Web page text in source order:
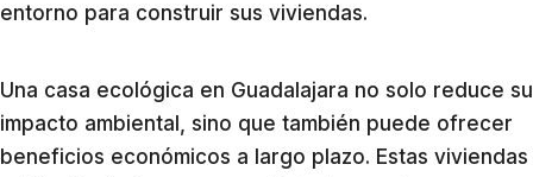
entorno para construir sus viviendas.
Una casa ecológica en Guadalajara no solo reduce su
impacto ambiental, sino que también puede ofrecer
beneficios económicos a largo plazo. Estas viviendas